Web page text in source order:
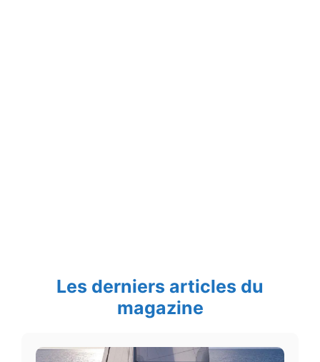
Les derniers articles du
magazine